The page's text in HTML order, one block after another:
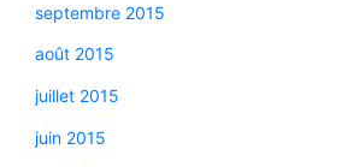
septembre 2015
août 2015
juillet 2015
juin 2015